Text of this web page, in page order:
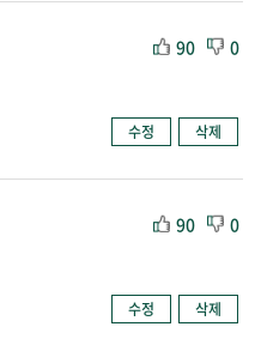
90
0
수정 삭제
90
0
수정 삭제